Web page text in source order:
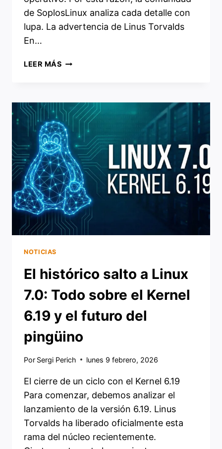
de SoplosLinux analiza cada detalle con
lupa. La advertencia de Linus Torvalds
En…
LEER MÁSEL
RC
YA
ESTÁ
AQUÍ:
¿QUÉ
ESPERAR
DE
LA
NUEVA
VERSIÓN?
NOTICIAS
El histórico salto a Linux
7.0: Todo sobre el Kernel
6.19 y el futuro del
pingüino
Por Sergi Perich lunes 9 febrero, 2026
El cierre de un ciclo con el Kernel 6.19
Para comenzar, debemos analizar el
lanzamiento de la versión 6.19. Linus
Torvalds ha liberado oficialmente esta
rama del núcleo recientemente.